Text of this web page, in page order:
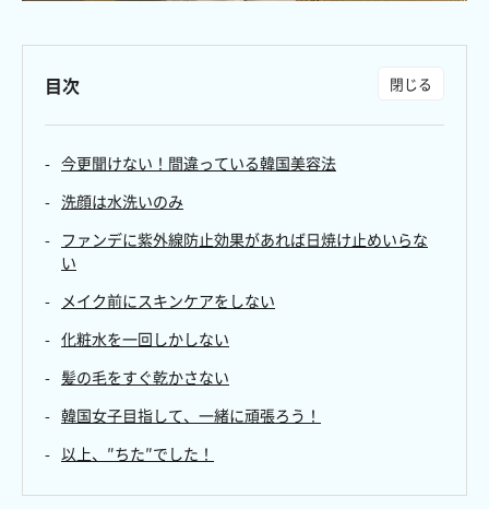
目次
今更聞けない！間違っている韓国美容法
洗顔は水洗いのみ
ファンデに紫外線防止効果があれば日焼け止めいらな
い
メイク前にスキンケアをしない
化粧水を一回しかしない
髪の毛をすぐ乾かさない
韓国女子目指して、一緒に頑張ろう！
以上、″ちた″でした！